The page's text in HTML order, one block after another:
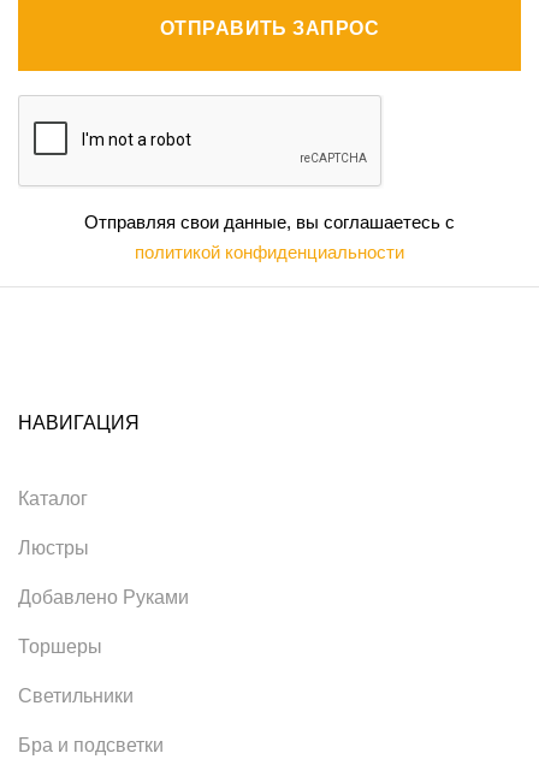
ОТПРАВИТЬ ЗАПРОС
Отправляя свои данные, вы соглашаетесь с
политикой конфиденциальности
НАВИГАЦИЯ
Каталог
Люстры
Добавлено Руками
Торшеры
Светильники
Бра и подсветки